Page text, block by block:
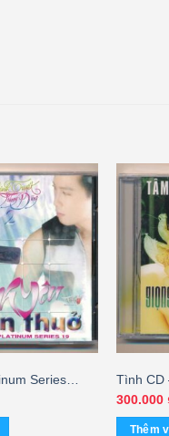
Series
Dũng 2
Tình CD
Tâm
300.000
Thêm